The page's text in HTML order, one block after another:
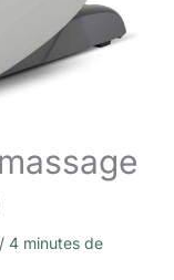
/ 4 minutes de